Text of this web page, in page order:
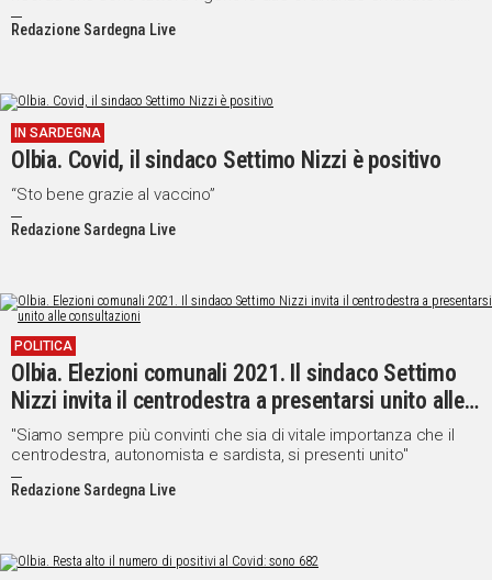
2019
Redazione Sardegna Live
IN SARDEGNA
Olbia. Covid, il sindaco Settimo Nizzi è positivo
“Sto bene grazie al vaccino”
Redazione Sardegna Live
POLITICA
Olbia. Elezioni comunali 2021. Il sindaco Settimo
Nizzi invita il centrodestra a presentarsi unito alle
consultazioni
"Siamo sempre più convinti che sia di vitale importanza che il
centrodestra, autonomista e sardista, si presenti unito"
Redazione Sardegna Live